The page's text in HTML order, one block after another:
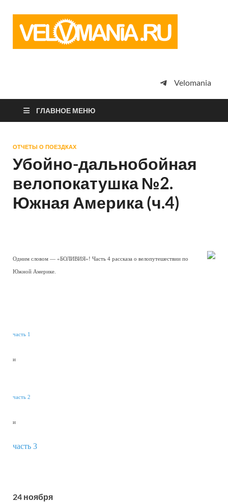
просто
Velomania
ГЛАВНОЕ МЕНЮ
ОТЧЕТЫ О ПОЕЗДКАХ
Убойно-дальнобойная
велопокатушка №2.
Южная Америка (ч.4)
Одним словом — «БОЛИВИЯ»! Часть 4 рассказа о велопутешествии по
Южной Америке.
часть 1
и
часть 2
и
часть 3
24 ноября